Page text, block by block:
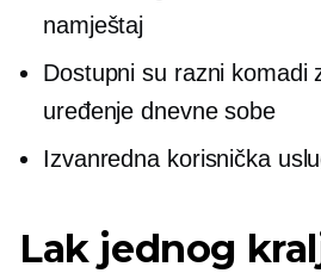
namještaj
Dostupni su razni komadi
uređenje dnevne sobe
Izvanredna korisnička
Lak jednog